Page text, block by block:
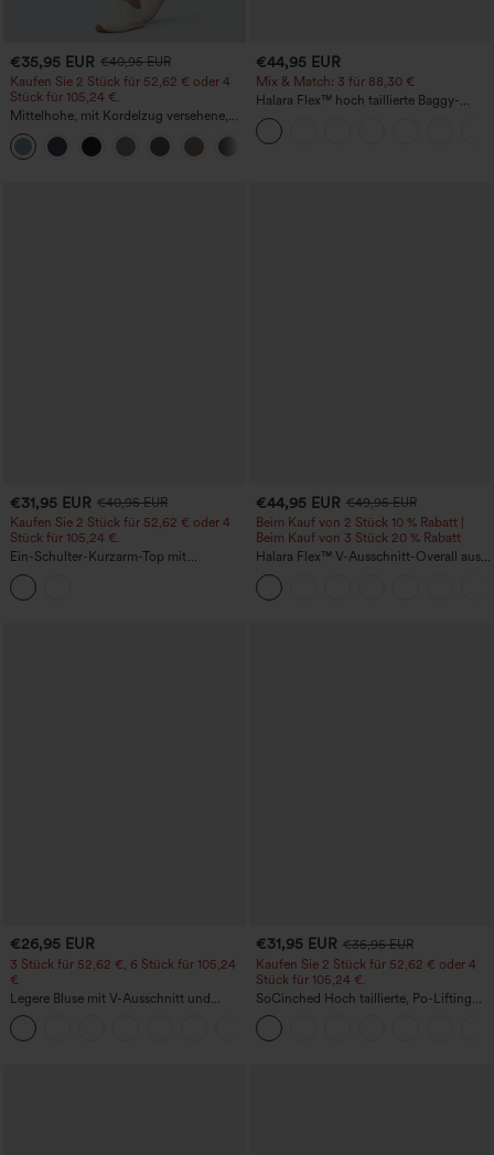
€35,95 EUR €40,95 EUR
Kaufen Sie 2 Stück für 52,62 € oder 4
Stück für 105,24 €.
Mittelhohe, mit Kordelzug versehene,
schnelltrocknende Golfhose mit schmal
zulaufendem Schnitt, abgerundetem
Saum und Taschen – UPF 40+
€44,95 EUR
Mix & Match: 3 für 88,30 €
Halara Flex™ hoch taillierte Baggy-
Jeans mit Taschen, weitem Bein,
stonewashed, lässig
€31,95 EUR €40,95 EUR
Kaufen Sie 2 Stück für 52,62 € oder 4
Stück für 105,24 €.
Ein-Schulter-Kurzarm-Top mit
abgerundetem High-Low-Saum,
integriertem BH, gepunktet, lässig
€44,95 EUR €49,95 EUR
Beim Kauf von 2 Stück 10 % Rabatt |
Beim Kauf von 3 Stück 20 % Rabatt
Halara Flex™ V-Ausschnitt-Overall aus
gewaschenem Denim mit Taschen –
lässig
€26,95 EUR
3 Stück für 52,62 €, 6 Stück für 105,24
€
Legere Bluse mit V-Ausschnitt und
kurzen Puffärmeln
€31,95 EUR €35,95 EUR
Kaufen Sie 2 Stück für 52,62 € oder 4
Stück für 105,24 €.
SoCinched Hoch taillierte, Po-Lifting
7/8-Trainingsleggings mit
Bauchkontrolle und Seitentaschen